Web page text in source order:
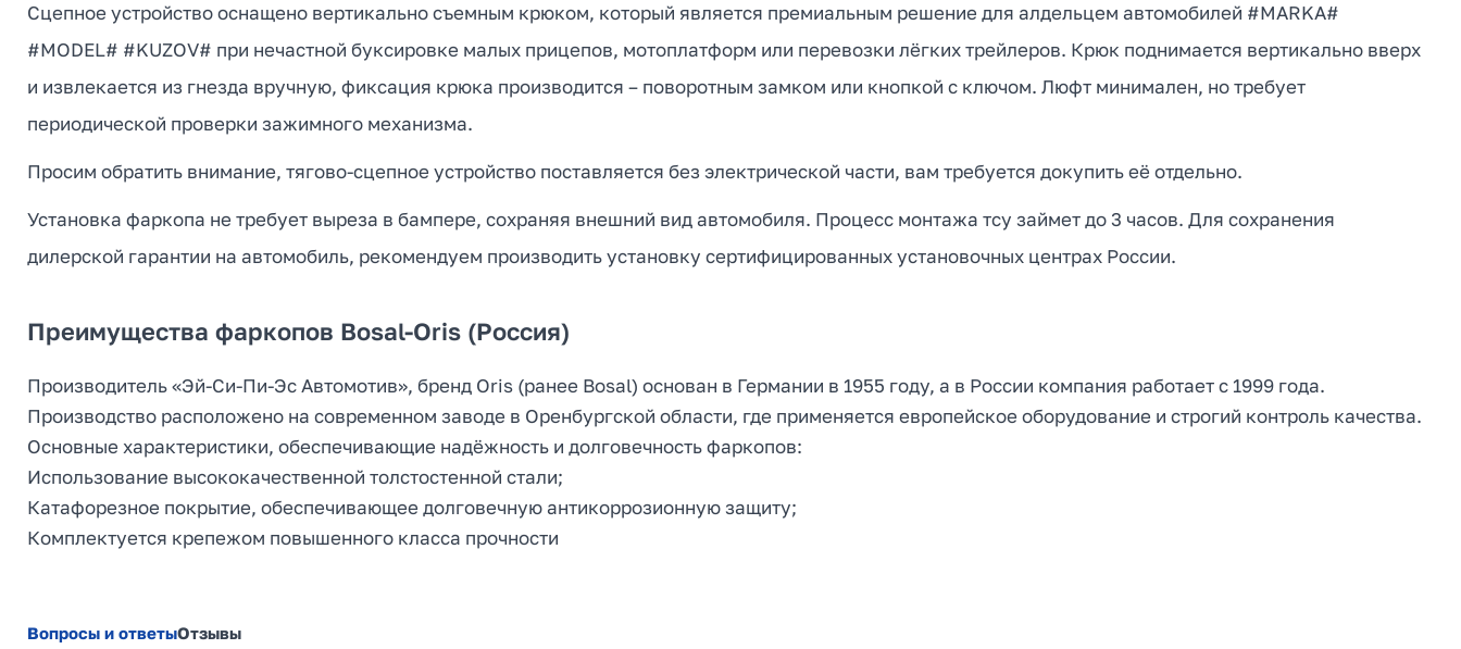
Сцепное устройство оснащено вертикально съемным крюком, который является премиальным решение для алдельцем автомобилей #MARKA#
#MODEL# #KUZOV# при нечастной буксировке малых прицепов, мотоплатформ или перевозки лёгких трейлеров. Крюк поднимается вертикально вверх
и извлекается из гнезда вручную, фиксация крюка производится – поворотным замком или кнопкой с ключом. Люфт минимален, но требует
периодической проверки зажимного механизма.
Просим обратить внимание, тягово-сцепное устройство поставляется без электрической части, вам требуется докупить её отдельно.
Установка фаркопа не требует выреза в бампере, сохраняя внешний вид автомобиля. Процесс монтажа тсу займет до 3 часов. Для сохранения
дилерской гарантии на автомобиль, рекомендуем производить установку сертифицированных установочных центрах России.
Преимущества фаркопов Bosal-Oris (Россия)
Производитель «Эй-Си-Пи-Эс Автомотив», бренд Oris (ранее Bosal) основан в Германии в 1955 году, а в России компания работает с 1999 года.
Производство расположено на современном заводе в Оренбургской области, где применяется европейское оборудование и строгий контроль качества.
Основные характеристики, обеспечивающие надёжность и долговечность фаркопов:
Использование высококачественной толстостенной стали;
Катафорезное покрытие, обеспечивающее долговечную антикоррозионную защиту;
Комплектуется крепежом повышенного класса прочности
Вопросы и ответыОтзывы